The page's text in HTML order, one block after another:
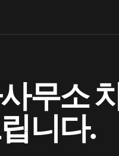
무소
니다.